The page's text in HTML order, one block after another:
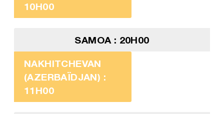
10H00
SAMOA : 20H00
NAKHITCHEVAN
(AZERBAÏDJAN) :
11H00